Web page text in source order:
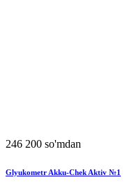
246 200 so'mdan
Glyukometr Akku-Chek Aktiv №1